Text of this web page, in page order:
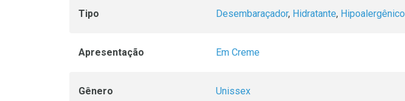
Tipo Desembaraçador, Hidratante, Hipoalergênico
Apresentação Em Creme
Gênero Unissex